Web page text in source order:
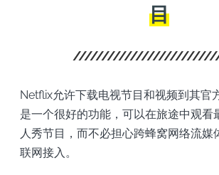
目
Netflix允许下载电视节目和视频到其官
是一个很好的功能，可以在旅途中观看
人秀节目，而不必担心跨蜂窝网络流媒
联网接入。